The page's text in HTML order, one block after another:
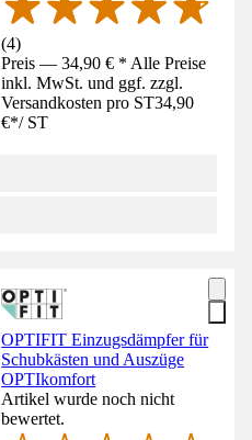
(4)
Preis — 34,90 € * Alle Preise
inkl. MwSt. und ggf. zzgl.
Versandkosten pro ST34,90
€*/ ST
OPTIFIT Einzugsdämpfer für
Schubkästen und Auszüge
OPTIkomfort
Artikel wurde noch nicht
bewertet.